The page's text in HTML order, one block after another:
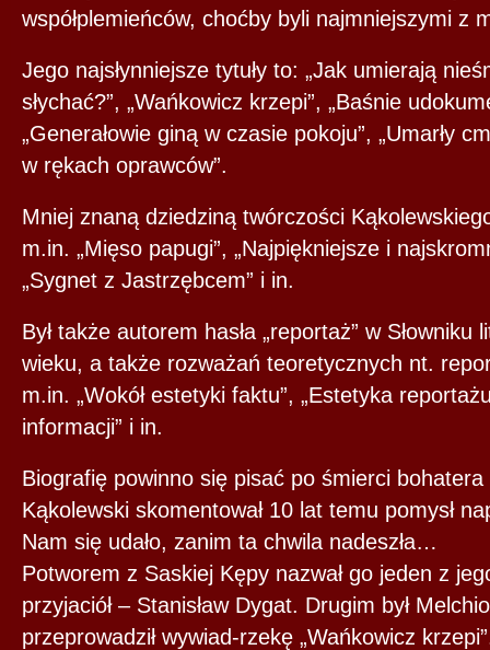
współplemieńców, choćby byli najmniejszymi z
Jego najsłynniejsze tytuły to: „Jak umierają
słychać?”, „Wańkowicz krzepi”, „Baśnie
„Generałowie giną w czasie pokoju”, „Umarły
w rękach oprawców”.
Mniej znaną dziedziną twórczości
m.in. „Mięso papugi”, „Najpiękniejsze i
„Sygnet z Jastrzębcem” i in.
Był także autorem hasła „reportaż” w
wieku, a także rozważań teoretycznych nt.
m.in. „Wokół estetyki faktu”, „Estetyka
informacji” i in.
Biografię powinno się pisać po śmierci bohatera
Kąkolewski skomentował 10 lat temu pomysł
Nam się udało, zanim ta chwila nadeszła…
Potworem z Saskiej Kępy nazwał go jeden z
przyjaciół – Stanisław Dygat. Drugim był
przeprowadził wywiad-rzekę „Wańkowicz